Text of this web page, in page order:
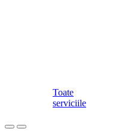
Toate
serviciile